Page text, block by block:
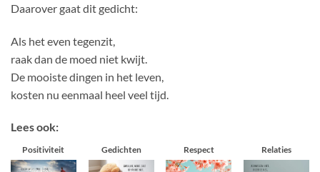
Daarover gaat dit gedicht:
Als het even tegenzit,
raak dan de moed niet kwijt.
De mooiste dingen in het leven,
kosten nu eenmaal heel veel tijd.
Lees ook:
Positiviteit Gedichten Respect Relaties